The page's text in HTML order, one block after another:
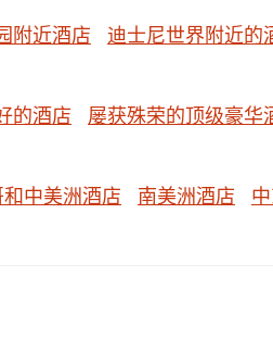
附近酒店
迪士尼世界附近的
的酒店
屡获殊荣的顶级豪华
中美洲酒店 南美洲酒店